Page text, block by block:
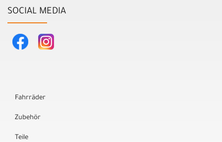
SOCIAL MEDIA
Fahrräder
Zubehör
Teile